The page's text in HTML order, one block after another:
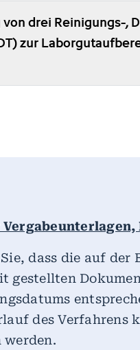
drei Reinigungs-,
zur
dass die auf der
gestellten
des Verfahrens
werden.